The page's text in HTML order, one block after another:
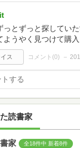
っとずっと探してい
ようやく見つけて購
ス コメント(0)
読書家
家 全18件中 新着8件